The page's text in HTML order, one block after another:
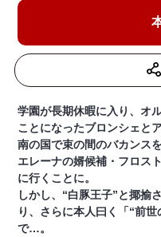
学園が長期休暇に入り、オ
ことになったブロンシェと
南の国で束の間のバカンス
エレーナの婿候補・フロス
に行くことに。
しかし、“白豚王子”と揶揄
り、さらに本人曰く「“前
で…。